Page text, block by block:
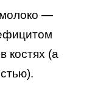
—
костях (а